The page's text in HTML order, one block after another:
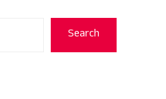
Search